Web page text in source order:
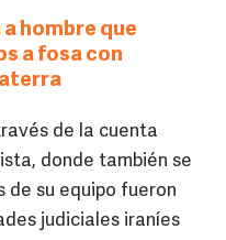
hombre que
a fosa con
de la cuenta
donde también se
de su equipo fueron
judiciales iraníes